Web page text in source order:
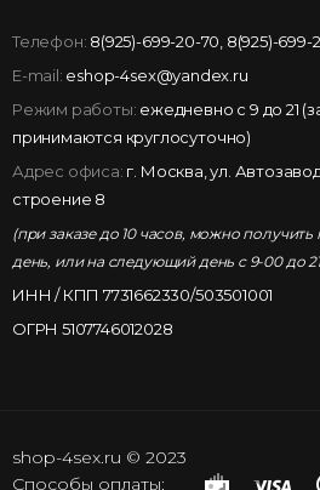
Телефон: 8(925)-699-20-70 8(925)-699-
E-mail: eshop-4sex@yandex.ru
Режим работы: ежедневно с 9 до 21
принимаются круглосуточно)
Адрес офиса: г. Москва, ул.
строение 8
(при заказе до 10 часов, можно получить
день, или на следующий день с 9-00 до
ИНН / КПП 7731662330/503501001
ОГРН 5107746012028
shop-4sex.ru © 2023
Способы оплаты: